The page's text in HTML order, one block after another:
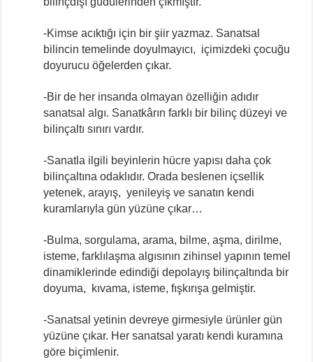
-Kimse acıktığı için bir şiir yazmaz. Sanatsal
bilincin temelinde doyulmayıcı, içimizdeki çocuğu
doyurucu öğelerden çıkar.
-Bir de her insanda olmayan özelliğin adıdır
sanatsal algı. Sanatkârın farklı bir bilinç düzeyi ve
bilinçaltı sınırı vardır.
-Sanatla ilgili beyinlerin hücre yapısı daha çok
bilinçaltına odaklıdır. Orada beslenen içsellik
yetenek, arayış, yenileyiş ve sanatın kendi
kuramlarıyla gün yüzüne çıkar…
-Bulma, sorgulama, arama, bilme, aşma, dirilme,
isteme, farklılaşma algısının zihinsel yapının temel
dinamiklerinde edindiği depolayış bilinçaltında bir
doyuma, kıvama, isteme, fışkırışa gelmiştir.
-Sanatsal yetinin devreye girmesiyle ürünler gün
yüzüne çıkar. Her sanatsal yaratı kendi kuramına
göre biçimlenir.